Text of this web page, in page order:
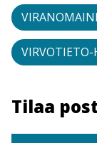
VIRVOTIETO-
Tilaa